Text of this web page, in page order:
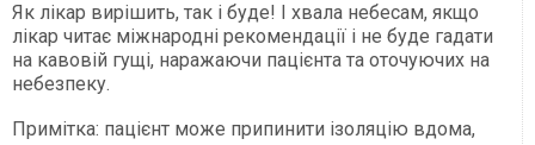
Як лікар вирішить, так і буде! І хвала небесам, якщо
лікар читає міжнародні рекомендації і не буде гадати
на кавовій гущі, наражаючи пацієнта та оточуючих на
небезпеку.
Примітка: пацієнт може припинити ізоляцію вдома,